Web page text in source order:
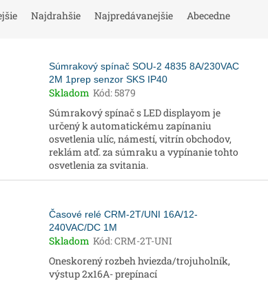
Najdrahšie Najpredávanejšie Abecedne
Súmrakový spínač SOU-2 4835 8A/230VAC
2M 1prep senzor SKS IP40
Skladom Kód:5879
Súmrakový spínač s LED displayom je
určený k automatickému zapínaniu
osvetlenia ulíc, námestí, vitrín obchodov,
reklám atď. za súmraku a vypínanie tohto
osvetlenia za svitania.
Časové relé CRM-2T/UNI 16A/12-
240VAC/DC 1M
Skladom Kód:CRM-2T-UNI
Oneskorený rozbeh hviezda/trojuholník,
výstup 2x16A- prepínací